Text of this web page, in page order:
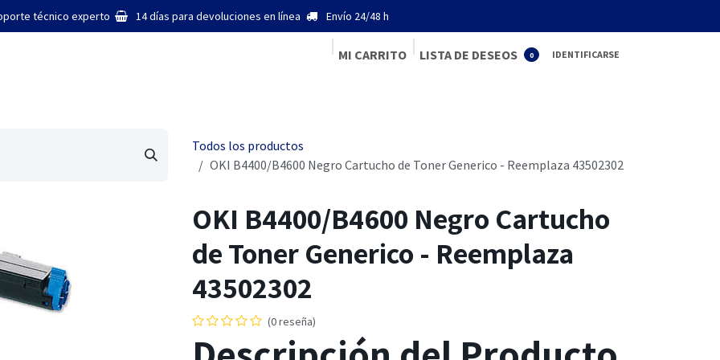
técnico experto 14 días para devoluciones en línea Envío 24/48 h
MI CARRITO 0
LISTA DE DESEOS IDENTIFICARSE
Todos los productos
OKI B4400/B4600 Negro Cartucho de Toner Generico - Reemplaza 43502302
OKI B4400/B4600 Negro Cartucho
de Toner Generico - Reemplaza
43502302
(0 reseña)